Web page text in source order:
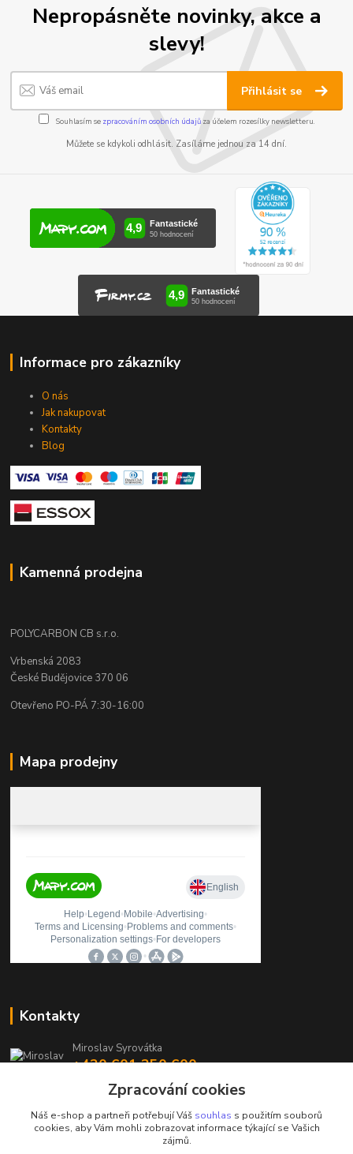
Nepropásněte novinky, akce a
slevy!
Přihlásit se
Souhlasím se zpracováním osobních údajůza účelem rozesílky newsletteru.
Můžete se kdykoli odhlásit. Zasíláme jednou za 14 dní.
Informace pro zákazníky
O nás
Jak nakupovat
Kontakty
Blog
Kamenná prodejna
POLYCARBON CB s.r.o.
Vrbenská 2083
České Budějovice 370 06
Otevřeno PO-PÁ 7:30-16:00
Mapa prodejny
Kontakty
Miroslav Syrovátka
+420 601 350 600
(Po-Pá, 7:30-16 hod.)
prodejna@polycarboncb.cz
Zpracování cookies
Náš e-shop a partneři potřebují Váš souhlas s použitím souborů
cookies, aby Vám mohli zobrazovat informace týkající se Vašich
zájmů.